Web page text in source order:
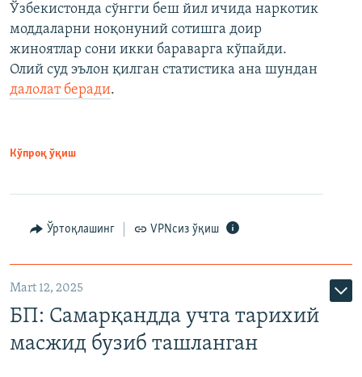
Ўзбекистонда сўнгги беш йил ичида наркотик
моддаларни ноқонуний сотишга доир
жиноятлар сони икки бараварга кўпайди.
Олий суд эълон қилган статистика ана шундан
далолат беради.
Кўпроқ ўқиш
Ўртоқлашинг VPNсиз ўқиш
Mart 12, 2025
БП: Самарқандда учта тарихий
масжид бузиб ташланган